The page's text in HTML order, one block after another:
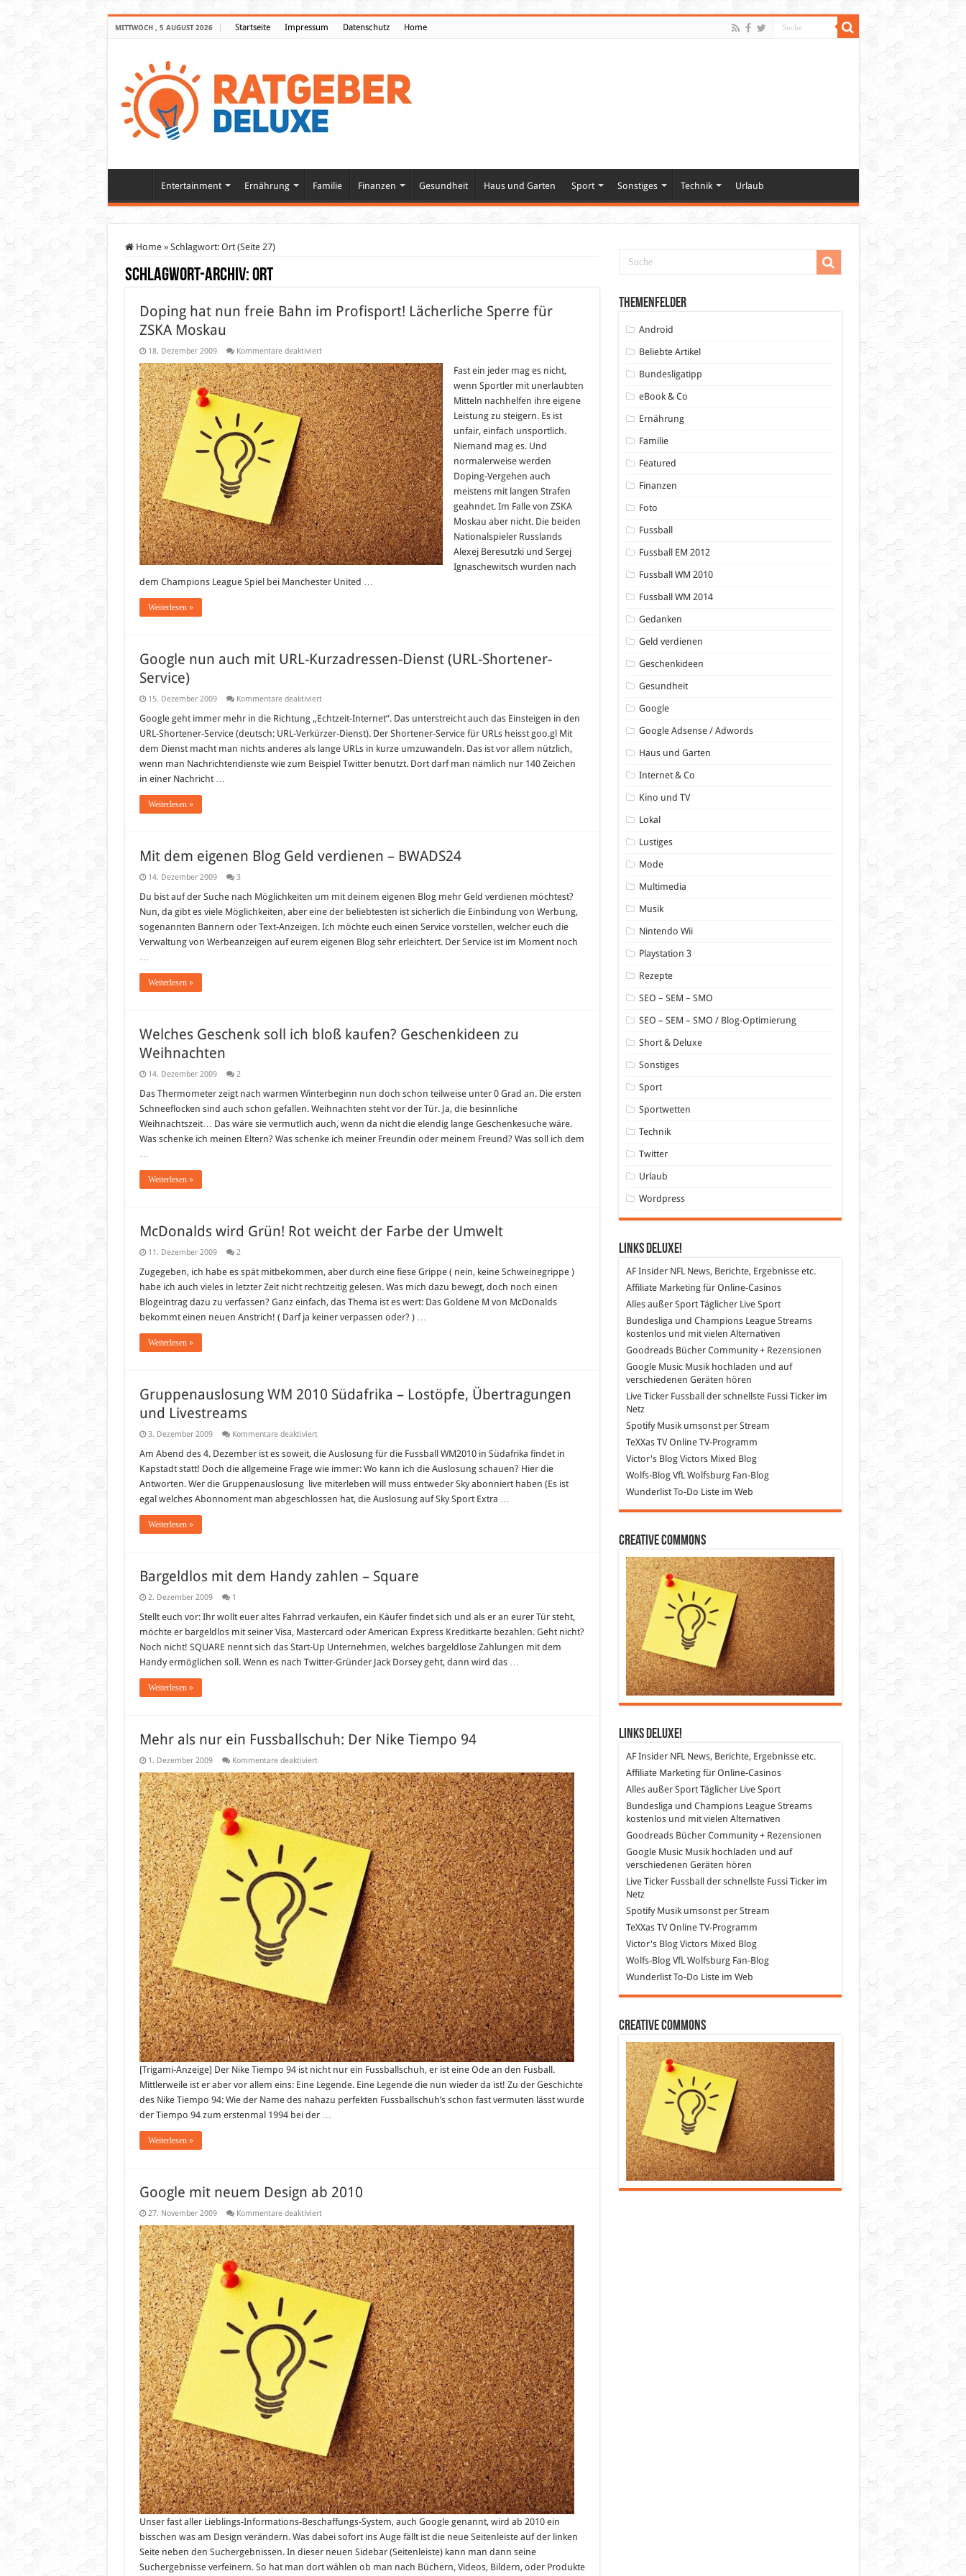
MITTWOCH , 5 AUGUST 2026 Startseite Impressum Datenschutz Home
Entertainment Ernährung Familie Finanzen Gesundheit Haus und Garten Sport Sonstiges Technik Urlaub
Home » Schlagwort: Ort(Seite 27)
Schlagwort-Archiv:Ort
Doping hat nun freie Bahn im Profisport! Lächerliche Sperre für
ZSKA Moskau
18. Dezember 2009 Kommentare deaktiviertfür
hat
nun
freie
Bahn
im
Profisport!
Lächerliche
Sperre
für
ZSKA
Moskau
Fast ein jeder mag es nicht,
wenn Sportler mit unerlaubten
Mitteln nachhelfen ihre eigene
Leistung zu steigern. Es ist
unfair, einfach unsportlich.
Niemand mag es. Und
normalerweise werden
Doping-Vergehen auch
meistens mit langen Strafen
geahndet. Im Falle von ZSKA
Moskau aber nicht. Die beiden
Nationalspieler Russlands
Alexej Beresutzki und Sergej
Ignaschewitsch wurden nach
dem Champions League Spiel bei Manchester United …
Weiterlesen »
Google nun auch mit URL-Kurzadressen-Dienst (URL-Shortener-
Service)
15. Dezember 2009 Kommentare deaktiviertfür
nun
mit
URL-
Kurzadressen-
Dienst
Google geht immer mehr in die Richtung „Echtzeit-Internet“. Das unterstreicht auch das Einsteigen in den
URL-Shortener-Service (deutsch: URL-Verkürzer-Dienst). Der Shortener-Service für URLs heisst goo.gl Mit
dem Dienst macht man nichts anderes als lange URLs in kurze umzuwandeln. Das ist vor allem nützlich,
wenn man Nachrichtendienste wie zum Beispiel Twitter benutzt. Dort darf man nämlich nur 140 Zeichen
in einer Nachricht …
Weiterlesen »
Mit dem eigenen Blog Geld verdienen – BWADS24
14. Dezember 2009 3
Du bist auf der Suche nach Möglichkeiten um mit deinem eigenen Blog mehr Geld verdienen möchtest?
Nun, da gibt es viele Möglichkeiten, aber eine der beliebtesten ist sicherlich die Einbindung von Werbung,
sogenannten Bannern oder Text-Anzeigen. Ich möchte euch einen Service vorstellen, welcher euch die
Verwaltung von Werbeanzeigen auf eurem eigenen Blog sehr erleichtert. Der Service ist im Moment noch
…
Weiterlesen »
Welches Geschenk soll ich bloß kaufen? Geschenkideen zu
Weihnachten
14. Dezember 2009 2
Das Thermometer zeigt nach warmen Winterbeginn nun doch schon teilweise unter 0 Grad an. Die ersten
Schneeflocken sind auch schon gefallen. Weihnachten steht vor der Tür. Ja, die besinnliche
Weihnachtszeit… Das wäre sie vermutlich auch, wenn da nicht die elendig lange Geschenkesuche wäre.
Was schenke ich meinen Eltern? Was schenke ich meiner Freundin oder meinem Freund? Was soll ich dem
…
Weiterlesen »
McDonalds wird Grün! Rot weicht der Farbe der Umwelt
11. Dezember 2009 2
Zugegeben, ich habe es spät mitbekommen, aber durch eine fiese Grippe ( nein, keine Schweinegrippe )
habe ich auch vieles in letzter Zeit nicht rechtzeitig gelesen. Was mich dazu bewegt, doch noch einen
Blogeintrag dazu zu verfassen? Ganz einfach, das Thema ist es wert: Das Goldene M von McDonalds
bekommt einen neuen Anstrich! ( Darf ja keiner verpassen oder? ) …
Weiterlesen »
Gruppenauslosung WM 2010 Südafrika – Lostöpfe, Übertragungen
und Livestreams
3. Dezember 2009 Kommentare deaktiviertfür
WM
Südafrika
–
Lostöpfe,
Übertragungen
Am Abend des 4. Dezember ist es soweit, die Auslosung für die Fussball WM2010 in Südafrika findet in
Kapstadt statt! Doch die allgemeine Frage wie immer: Wo kann ich die Auslosung schauen? Hier die
Antworten. Wer die Gruppenauslosung live miterleben will muss entweder Sky abonniert haben (Es ist
egal welches Abonnoment man abgeschlossen hat, die Auslosung auf Sky Sport Extra …
Weiterlesen »
Bargeldlos mit dem Handy zahlen – Square
2. Dezember 2009 1
Stellt euch vor: Ihr wollt euer altes Fahrrad verkaufen, ein Käufer findet sich und als er an eurer Tür steht,
möchte er bargeldlos mit seiner Visa, Mastercard oder American Express Kreditkarte bezahlen. Geht nicht?
Noch nicht! SQUARE nennt sich das Start-Up Unternehmen, welches bargeldlose Zahlungen mit dem
Handy ermöglichen soll. Wenn es nach Twitter-Gründer Jack Dorsey geht, dann wird das …
Weiterlesen »
Mehr als nur ein Fussballschuh: Der Nike Tiempo 94
1. Dezember 2009 Kommentare deaktiviertfür
als
nur
ein
Fussballschuh:
Der
Nike
Tiempo
94
[Trigami-Anzeige] Der Nike Tiempo 94 ist nicht nur ein Fussballschuh, er ist eine Ode an den Fusball.
Mittlerweile ist er aber vor allem eins: Eine Legende. Eine Legende die nun wieder da ist! Zu der Geschichte
des Nike Tiempo 94: Wie der Name des nahazu perfekten Fussballschuh’s schon fast vermuten lässt wurde
der Tiempo 94 zum erstenmal 1994 bei der …
Weiterlesen »
Google mit neuem Design ab 2010
27. November 2009 Kommentare deaktiviertfür
mit
neuem
Design
ab
2010
Unser fast aller Lieblings-Informations-Beschaffungs-System, auch Google genannt, wird ab 2010 ein
bisschen was am Design verändern. Was dabei sofort ins Auge fällt ist die neue Seitenleiste auf der linken
Seite neben den Suchergebnissen. In dieser neuen Sidebar (Seitenleiste) kann man dann seine
Suchergebnisse verfeinern. So hat man dort wählen ob man nach Büchern, Videos, Bildern, oder Produkte
Themenfelder
Android
Beliebte Artikel
Bundesligatipp
eBook & Co
Ernährung
Familie
Featured
Finanzen
Foto
Fussball
Fussball EM 2012
Fussball WM 2010
Fussball WM 2014
Gedanken
Geld verdienen
Geschenkideen
Gesundheit
Google
Google Adsense / Adwords
Haus und Garten
Internet & Co
Kino und TV
Lokal
Lustiges
Mode
Multimedia
Musik
Nintendo Wii
Playstation 3
Rezepte
SEO – SEM – SMO
SEO – SEM – SMO / Blog-Optimierung
Short & Deluxe
Sonstiges
Sport
Sportwetten
Technik
Twitter
Urlaub
Wordpress
Links DeLuXe!
AF InsiderNFL News, Berichte, Ergebnisse etc.
Affiliate Marketingfür Online-Casinos
Alles außer SportTäglicher Live Sport
Bundesliga und Champions League Streams
kostenlos und mit vielen Alternativen
GoodreadsBücher Community + Rezensionen
Google MusicMusik hochladen und auf
verschiedenen Geräten hören
Live Ticker Fussball
der schnellste Fussi Ticker im
Netz
SpotifyMusik umsonst per Stream
TeXXas TVOnline TV-Programm
Victor's BlogVictors Mixed Blog
Wolfs-BlogVfL Wolfsburg Fan-Blog
WunderlistTo-Do Liste im Web
Creative Commons
Links DeLuXe!
AF InsiderNFL News, Berichte, Ergebnisse etc.
Affiliate Marketingfür Online-Casinos
Alles außer SportTäglicher Live Sport
Bundesliga und Champions League Streams
kostenlos und mit vielen Alternativen
GoodreadsBücher Community + Rezensionen
Google MusicMusik hochladen und auf
verschiedenen Geräten hören
Live Ticker Fussball
der schnellste Fussi Ticker im
Netz
SpotifyMusik umsonst per Stream
TeXXas TVOnline TV-Programm
Victor's BlogVictors Mixed Blog
Wolfs-BlogVfL Wolfsburg Fan-Blog
WunderlistTo-Do Liste im Web
Creative Commons